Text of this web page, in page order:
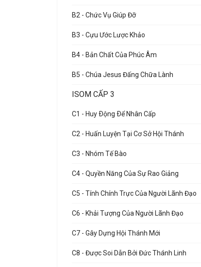
B2 - Chức Vụ Giúp Đỡ
B3 - Cựu Ước Lược Khảo
B4 - Bản Chất Của Phúc Âm
B5 - Chúa Jesus Đấng Chữa Lành
ISOM CẤP 3
C1 - Huy Ðộng Ðể Nhân Cấp
C2 - Huấn Luyện Tại Cơ Sở Hội Thánh
C3 - Nhóm Tế Bào
C4 - Quyền Năng Của Sự Rao Giảng
C5 - Tính Chính Trực Của Người Lãnh Đạo
C6 - Khải Tượng Của Người Lãnh Đạo
C7 - Gây Dựng Hội Thánh Mới
C8 - Được Soi Dẫn Bởi Đức Thánh Linh